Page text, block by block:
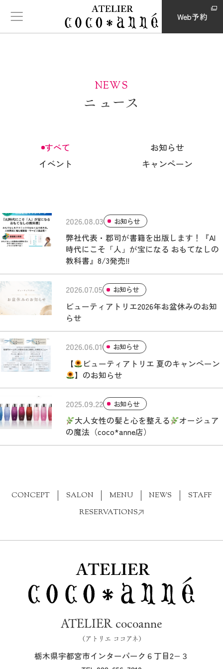
Web予約
NEWS
ニュース
すべて
お知らせ
イベント
キャンペーン
2026.08.03 お知らせ
弊社代表・郡司が書籍を出版します！『AI
時代にこそ「人」が宝になる おもてなしの
教科書』8/3発売!!
2026.07.05 お知らせ
ビューティアトリエ2026年お盆休みのお知
らせ
2026.06.01 お知らせ
【
ビューティアトリエ 夏のキャンペーン
】のお知らせ
2025.09.22 お知らせ
大人女性の髪と心を整える
オージュア
の魔法（coco*anne店）
CONCEPT SALON MENU NEWS
STAFF
RESERVATIONS
ATELIER cocoanne
（アトリエ ココアネ）
栃木県宇都宮市インターパーク６丁目2−３